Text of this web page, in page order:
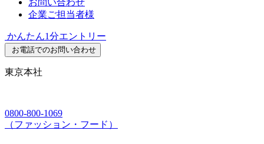
お問い合わせ
企業ご担当者様
かんたん1分エントリー
お電話でのお問い合わせ
東京本社
0800-800-1069
（ファッション・フード）